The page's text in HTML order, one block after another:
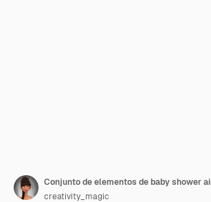
creativity_magic